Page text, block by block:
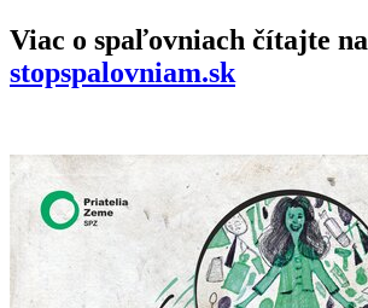
Viac o spaľovniach čítajte na
stopspalovniam.sk